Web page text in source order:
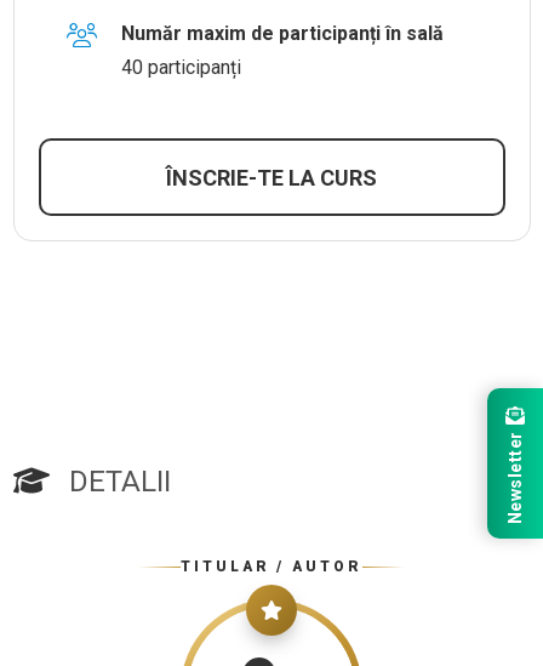
Număr maxim de participanți în sală
40 participanți
ÎNSCRIE-TE LA CURS
DETALII
TITULAR / AUTOR
Newsletter